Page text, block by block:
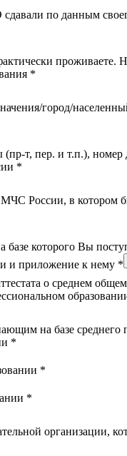
сдавали по данным
проживаете.
*
город/
(пр-т, пер. и т.п.),
*
России, в котором
базе которого Вы
и приложение к нему *
о среднем
на базе среднего
*
*
*
организации,